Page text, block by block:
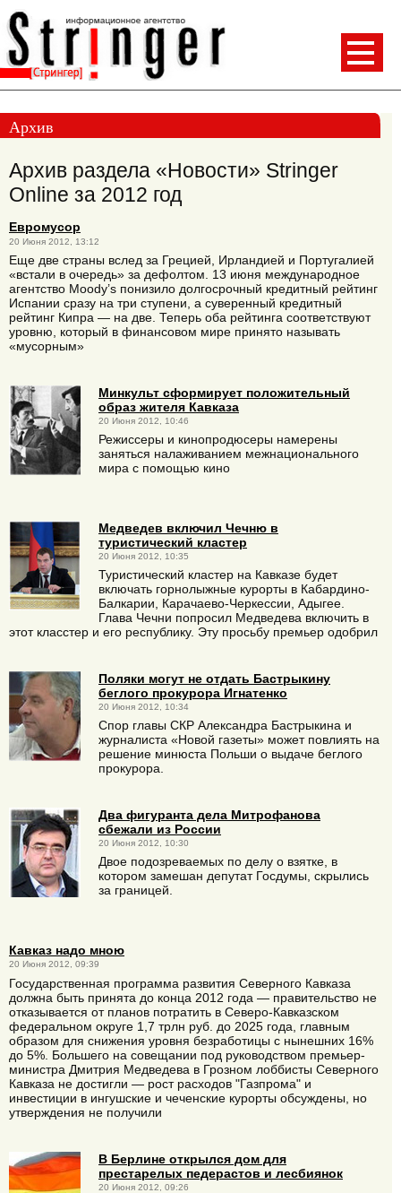
Архив
Архив раздела «Новости» Stringer
Online за 2012 год
Евромусор
20 Июня 2012, 13:12
Еще две страны вслед за Грецией, Ирландией и Португалией
«встали в очередь» за дефолтом. 13 июня международное
агентство Moody’s понизило долгосрочный кредитный рейтинг
Испании сразу на три ступени, а суверенный кредитный
рейтинг Кипра — на две. Теперь оба рейтинга соответствуют
уровню, который в финансовом мире принято называть
«мусорным»
Минкульт сформирует положительный
образ жителя Кавказа
20 Июня 2012, 10:46
Режиссеры и кинопродюсеры намерены
заняться налаживанием межнационального
мира с помощью кино
Медведев включил Чечню в
туристический кластер
20 Июня 2012, 10:35
Туристический кластер на Кавказе будет
включать горнолыжные курорты в Кабардино-
Балкарии, Карачаево-Черкессии, Адыгее.
Глава Чечни попросил Медведева включить в
этот класстер и его республику. Эту просьбу премьер одобрил
Поляки могут не отдать Бастрыкину
беглого прокурора Игнатенко
20 Июня 2012, 10:34
Спор главы СКР Александра Бастрыкина и
журналиста «Новой газеты» может повлиять на
решение минюста Польши о выдаче беглого
прокурора.
Два фигуранта дела Митрофанова
сбежали из России
20 Июня 2012, 10:30
Двое подозреваемых по делу о взятке, в
котором замешан депутат Госдумы, скрылись
за границей.
Кавказ надо мною
20 Июня 2012, 09:39
Государственная программа развития Северного Кавказа
должна быть принята до конца 2012 года — правительство не
отказывается от планов потратить в Северо-Кавказском
федеральном округе 1,7 трлн руб. до 2025 года, главным
образом для снижения уровня безработицы с нынешних 16%
до 5%. Большего на совещании под руководством премьер-
министра Дмитрия Медведева в Грозном лоббисты Северного
Кавказа не достигли — рост расходов "Газпрома" и
инвестиции в ингушские и чеченские курорты обсуждены, но
утверждения не получили
В Берлине открылся дом для
престарелых педерастов и лесбиянок
20 Июня 2012, 09:26